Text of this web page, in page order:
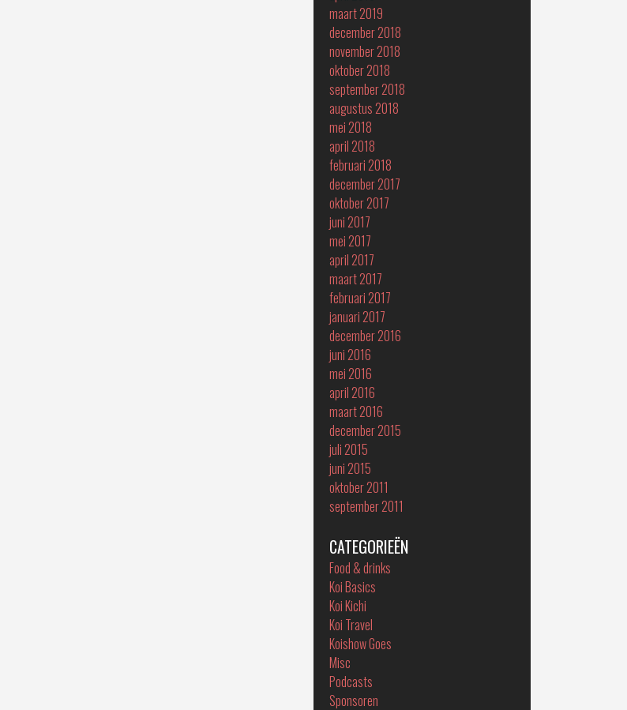
maart 2019
december 2018
november 2018
oktober 2018
september 2018
augustus 2018
mei 2018
april 2018
februari 2018
december 2017
oktober 2017
juni 2017
mei 2017
april 2017
maart 2017
februari 2017
januari 2017
december 2016
juni 2016
mei 2016
april 2016
maart 2016
december 2015
juli 2015
juni 2015
oktober 2011
september 2011
CATEGORIEËN
Food & drinks
Koi Basics
Koi Kichi
Koi Travel
Koishow Goes
Misc
Podcasts
Sponsoren